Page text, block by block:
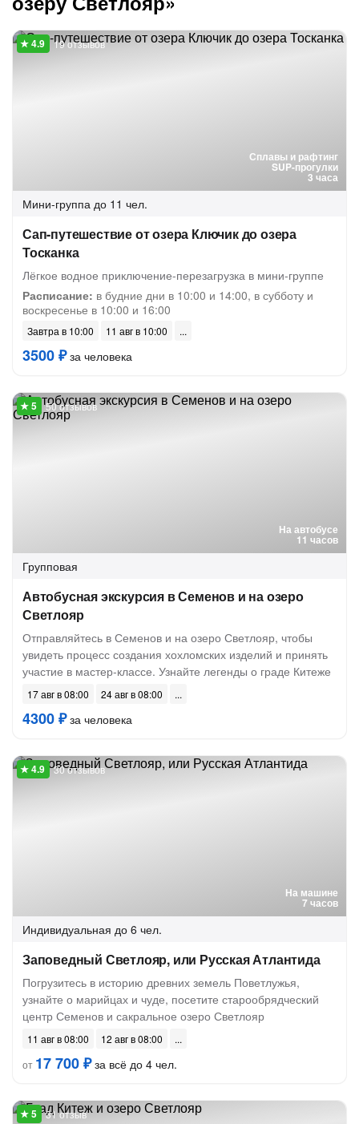
Сплавы и рафтинг
SUP-прогулки
3 часа
19 отзывов
Мини-группа до 11 чел.
Сап-путешествие от озера Ключик до озера
Тосканка
Лёгкое водное приключение-перезагрузка в мини-группе
Расписание: в будние дни в 10:00 и 14:00, в субботу и
воскресенье в 10:00 и 16:00
Завтра в 10:00 11 авг в 10:00
3500 ₽за человека
На автобусе
11 часов
50 отзывов
Групповая
Автобусная экскурсия в Семенов и на озеро
Светлояр
Отправляйтесь в Семенов и на озеро Светлояр, чтобы
увидеть процесс создания хохломских изделий и принять
участие в мастер-классе. Узнайте легенды о граде Китеже
17 авг в 08:00 24 авг в 08:00
4300 ₽за человека
На машине
7 часов
30 отзывов
Индивидуальная до 6 чел.
Заповедный Светлояр, или Русская Атлантида
Погрузитесь в историю древних земель Поветлужья,
узнайте о марийцах и чуде, посетите старообрядческий
центр Семенов и сакральное озеро Светлояр
11 авг в 08:00
12 авг в 08:00
от 17 700 ₽за всё до 4 чел.
31 отзыв